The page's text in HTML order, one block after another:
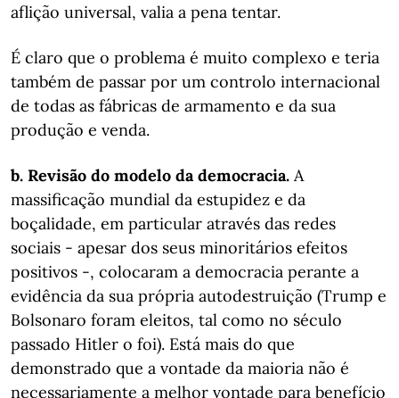
aflição universal, valia a pena tentar.
É claro que o problema é muito complexo e teria
também de passar por um controlo internacional
de todas as fábricas de armamento e da sua
produção e venda.
b. Revisão do modelo da democracia. A
massificação mundial da estupidez e da
boçalidade, em particular através das redes
sociais - apesar dos seus minoritários efeitos
positivos -, colocaram a democracia perante a
evidência da sua própria autodestruição (Trump e
Bolsonaro foram eleitos, tal como no século
passado Hitler o foi). Está mais do que
demonstrado que a vontade da maioria não é
necessariamente a melhor vontade para benefício